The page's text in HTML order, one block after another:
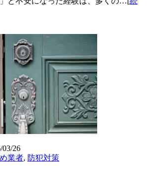
03/26
業者, 防犯対策